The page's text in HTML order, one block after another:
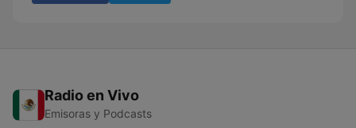
Radio en Vivo
Emisoras y Podcasts